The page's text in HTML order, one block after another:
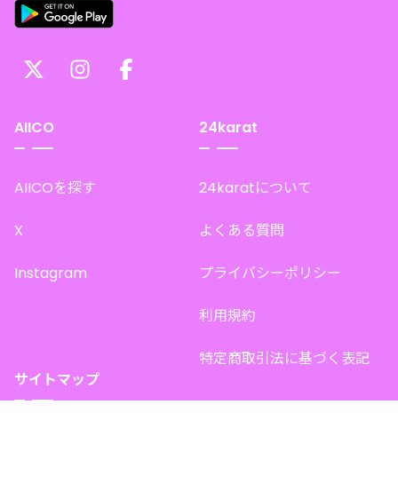
AIICO
AIICOを探す
X
Instagram
24karat
24karatについて
よくある質問
プライバシーポリシー
利用規約
特定商取引法に基づく表記
サイトマップ